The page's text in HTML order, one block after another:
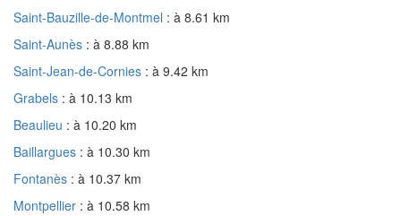
Saint-Bauzille-de-Montmel : à 8.61 km
Saint-Aunès : à 8.88 km
Saint-Jean-de-Cornies : à 9.42 km
Grabels : à 10.13 km
Beaulieu : à 10.20 km
Baillargues : à 10.30 km
Fontanès : à 10.37 km
Montpellier : à 10.58 km